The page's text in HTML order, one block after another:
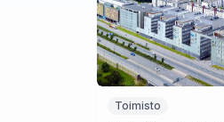
Toimisto